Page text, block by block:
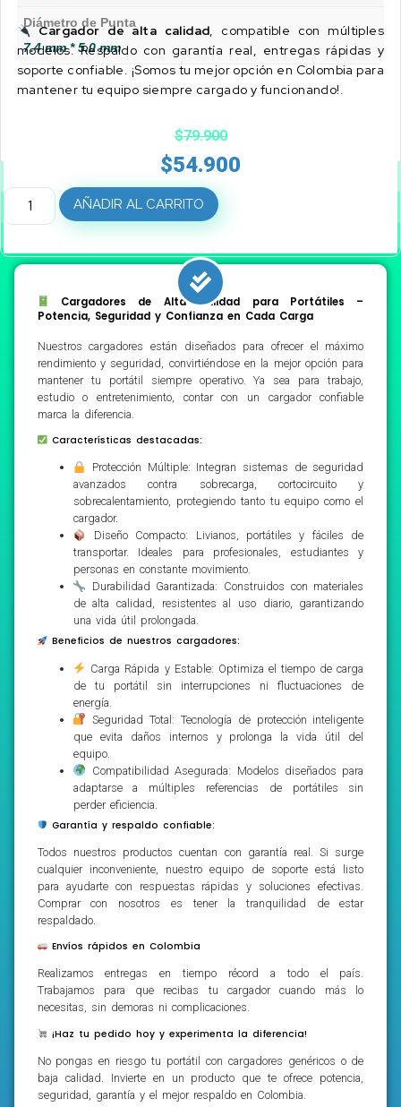
Diámetro de Punta
7.4 mm * 5.0 mm
Cargador de alta calidad, compatible con múltiples
modelos. Respaldo con garantía real, entregas rápidas y
soporte confiable. ¡Somos tu mejor opción en Colombia para
mantener tu equipo siempre cargado y funcionando!.
$79.900
$54.900
AÑADIR AL CARRITO
Cargadores de Alta Calidad para Portátiles –
Potencia, Seguridad y Confianza en Cada Carga
Nuestros cargadores están diseñados para ofrecer el máximo
rendimiento y seguridad, convirtiéndose en la mejor opción para
mantener tu portátil siempre operativo. Ya sea para trabajo,
estudio o entretenimiento, contar con un cargador confiable
marca la diferencia.
Características destacadas:
Protección Múltiple: Integran sistemas de seguridad
avanzados contra sobrecarga, cortocircuito y
sobrecalentamiento, protegiendo tanto tu equipo como el
cargador.
Diseño Compacto: Livianos, portátiles y fáciles de
transportar. Ideales para profesionales, estudiantes y
personas en constante movimiento.
Durabilidad Garantizada: Construidos con materiales
de alta calidad, resistentes al uso diario, garantizando
una vida útil prolongada.
Beneficios de nuestros cargadores:
Carga Rápida y Estable: Optimiza el tiempo de carga
de tu portátil sin interrupciones ni fluctuaciones de
energía.
Seguridad Total: Tecnología de protección inteligente
que evita daños internos y prolonga la vida útil del
equipo.
Compatibilidad Asegurada: Modelos diseñados para
adaptarse a múltiples referencias de portátiles sin
perder eficiencia.
Garantía y respaldo confiable:
Todos nuestros productos cuentan con garantía real. Si surge
cualquier inconveniente, nuestro equipo de soporte está listo
para ayudarte con respuestas rápidas y soluciones efectivas.
Comprar con nosotros es tener la tranquilidad de estar
respaldado.
Envíos rápidos en Colombia
Realizamos entregas en tiempo récord a todo el país.
Trabajamos para que recibas tu cargador cuando más lo
necesitas, sin demoras ni complicaciones.
¡Haz tu pedido hoy y experimenta la diferencia!
No pongas en riesgo tu portátil con cargadores genéricos o de
baja calidad. Invierte en un producto que te ofrece potencia,
seguridad, garantía y el mejor respaldo en Colombia.